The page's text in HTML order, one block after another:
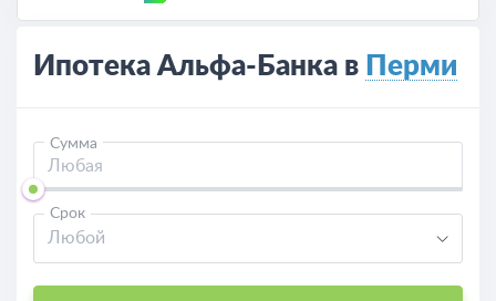
Ипотека Альфа-Банка в Перми
Сумма
Срок
Любой